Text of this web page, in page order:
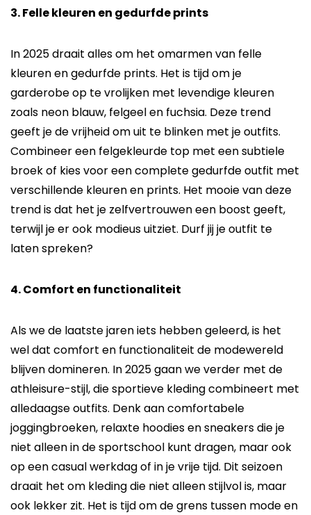
3. Felle kleuren en gedurfde prints
In 2025 draait alles om het omarmen van felle
kleuren en gedurfde prints. Het is tijd om je
garderobe op te vrolijken met levendige kleuren
zoals neon blauw, felgeel en fuchsia. Deze trend
geeft je de vrijheid om uit te blinken met je outfits.
Combineer een felgekleurde top met een subtiele
broek of kies voor een complete gedurfde outfit met
verschillende kleuren en prints. Het mooie van deze
trend is dat het je zelfvertrouwen een boost geeft,
terwijl je er ook modieus uitziet. Durf jij je outfit te
laten spreken?
4. Comfort en functionaliteit
Als we de laatste jaren iets hebben geleerd, is het
wel dat comfort en functionaliteit de modewereld
blijven domineren. In 2025 gaan we verder met de
athleisure-stijl, die sportieve kleding combineert met
alledaagse outfits. Denk aan comfortabele
joggingbroeken, relaxte hoodies en sneakers die je
niet alleen in de sportschool kunt dragen, maar ook
op een casual werkdag of in je vrije tijd. Dit seizoen
draait het om kleding die niet alleen stijlvol is, maar
ook lekker zit. Het is tijd om de grens tussen mode en